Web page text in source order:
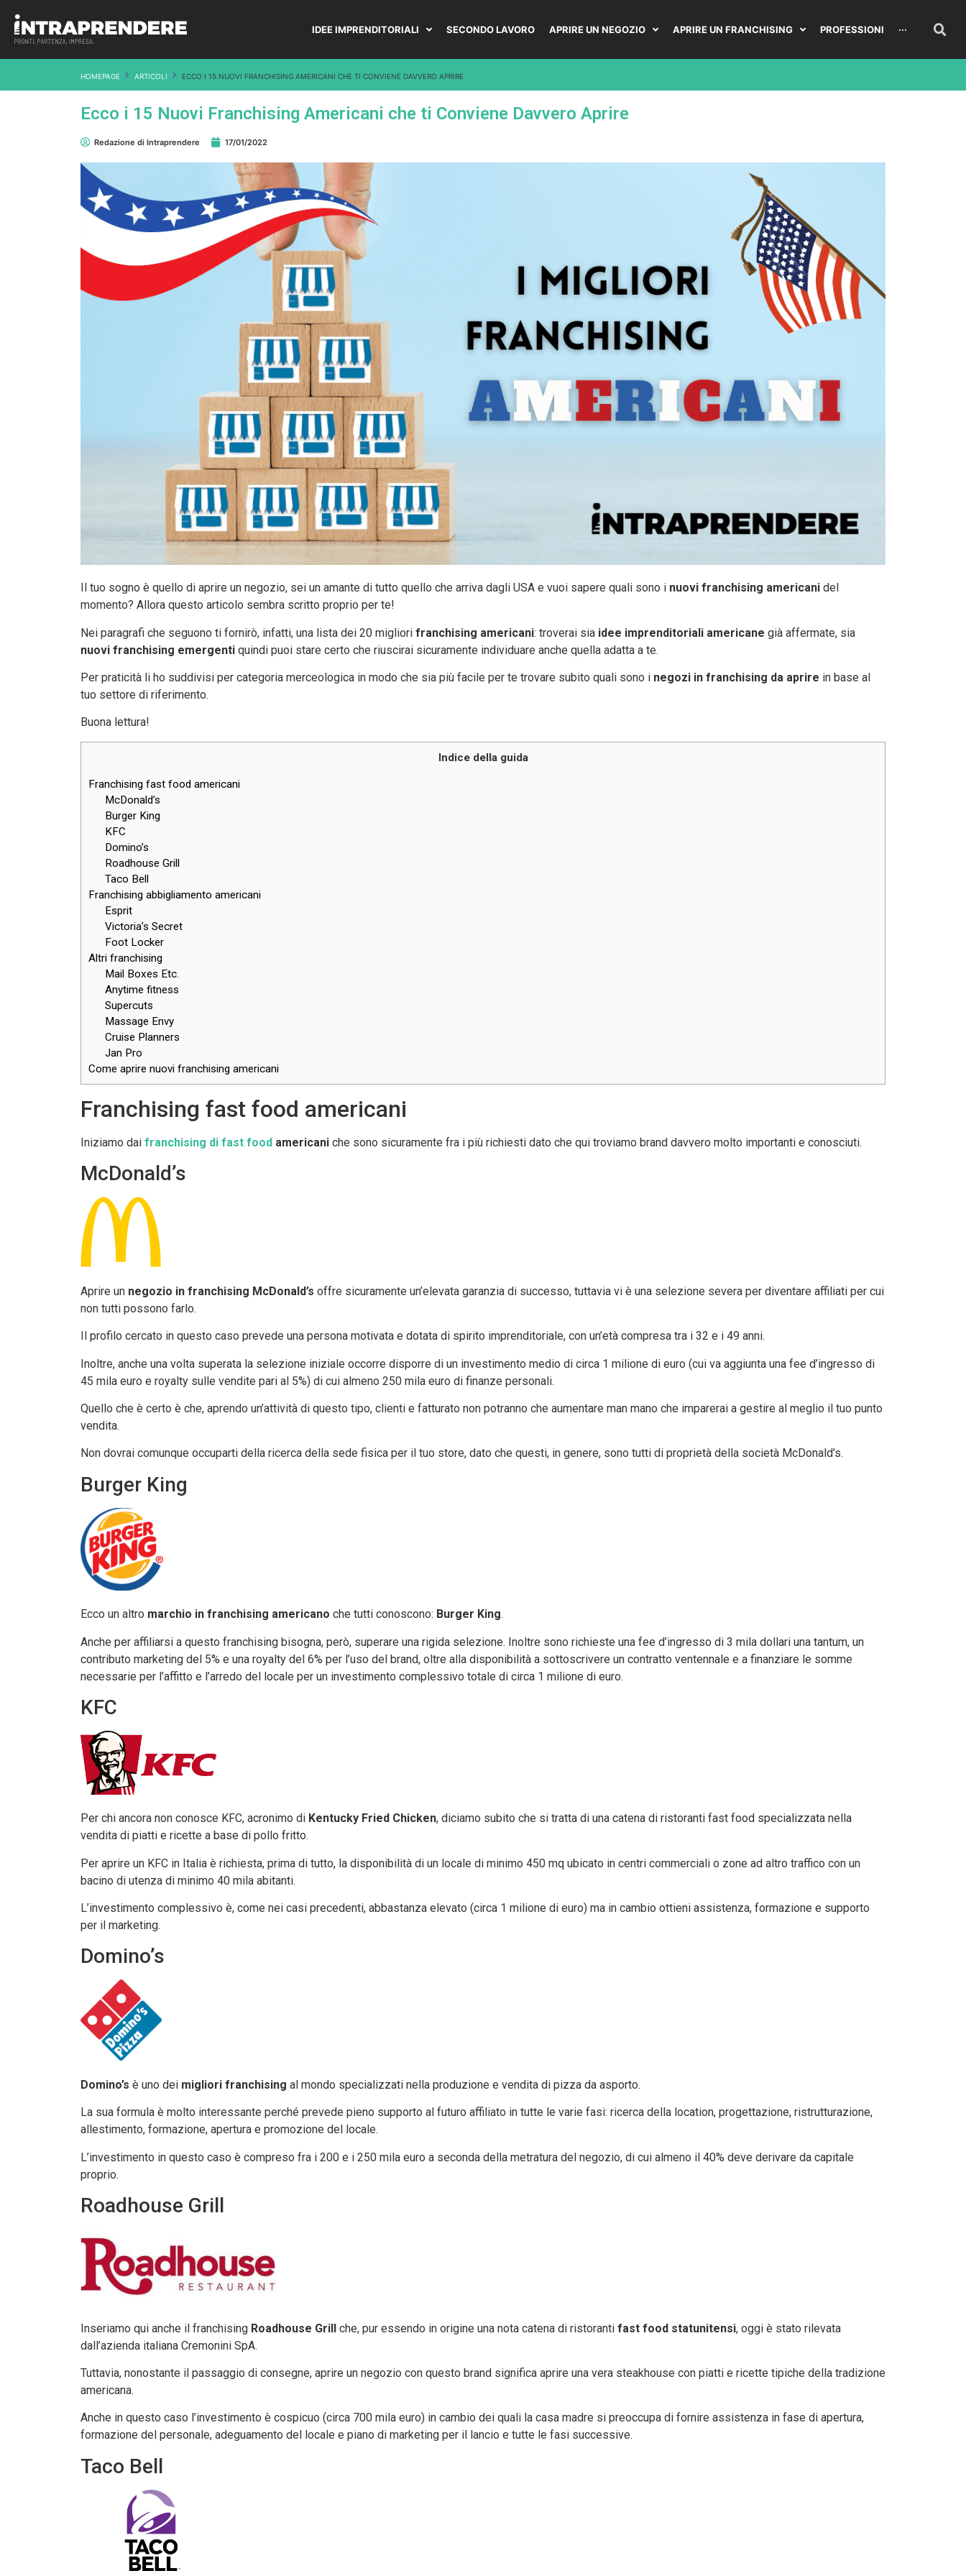
IDEE IMPRENDITORIALI SECONDO LAVORO APRIRE UN NEGOZIO APRIRE UN FRANCHISING PROFESSIONI ···
HOMEPAGE ARTICOLI ECCO I 15 NUOVI FRANCHISING AMERICANI CHE TI CONVIENE DAVVERO APRIRE
Ecco i 15 Nuovi Franchising Americani che ti Conviene Davvero Aprire
Redazione di Intraprendere 17/01/2022
Il tuo sogno è quello di aprire un negozio, sei un amante di tutto quello che arriva dagli USA e vuoi sapere quali sono i nuovi franchising americani del
momento? Allora questo articolo sembra scritto proprio per te!
Nei paragrafi che seguono ti fornirò, infatti, una lista dei 20 migliori franchising americani: troverai sia idee imprenditoriali americane già affermate, sia
nuovi franchising emergenti quindi puoi stare certo che riuscirai sicuramente individuare anche quella adatta a te.
Per praticità li ho suddivisi per categoria merceologica in modo che sia più facile per te trovare subito quali sono i negozi in franchising da aprire in base al
tuo settore di riferimento.
Buona lettura!
Indice della guida
Franchising fast food americani
McDonald’s
Burger King
KFC
Domino’s
Roadhouse Grill
Taco Bell
Franchising abbigliamento americani
Esprit
Victoria’s Secret
Foot Locker
Altri franchising
Mail Boxes Etc.
Anytime fitness
Supercuts
Massage Envy
Cruise Planners
Jan Pro
Come aprire nuovi franchising americani
Franchising fast food americani
Iniziamo dai franchising di fast food americani che sono sicuramente fra i più richiesti dato che qui troviamo brand davvero molto importanti e conosciuti.
McDonald’s
Aprire un negozio in franchising McDonald’s offre sicuramente un’elevata garanzia di successo, tuttavia vi è una selezione severa per diventare affiliati per cui
non tutti possono farlo.
Il profilo cercato in questo caso prevede una persona motivata e dotata di spirito imprenditoriale, con un’età compresa tra i 32 e i 49 anni.
Inoltre, anche una volta superata la selezione iniziale occorre disporre di un investimento medio di circa 1 milione di euro (cui va aggiunta una fee d’ingresso di
45 mila euro e royalty sulle vendite pari al 5%) di cui almeno 250 mila euro di finanze personali.
Quello che è certo è che, aprendo un’attività di questo tipo, clienti e fatturato non potranno che aumentare man mano che imparerai a gestire al meglio il tuo punto
vendita.
Non dovrai comunque occuparti della ricerca della sede fisica per il tuo store, dato che questi, in genere, sono tutti di proprietà della società McDonald’s.
Burger King
Ecco un altro marchio in franchising americano che tutti conoscono: Burger King.
Anche per affiliarsi a questo franchising bisogna, però, superare una rigida selezione. Inoltre sono richieste una fee d’ingresso di 3 mila dollari una tantum, un
contributo marketing del 5% e una royalty del 6% per l’uso del brand, oltre alla disponibilità a sottoscrivere un contratto ventennale e a finanziare le somme
necessarie per l’affitto e l’arredo del locale per un investimento complessivo totale di circa 1 milione di euro.
KFC
Per chi ancora non conosce KFC, acronimo di Kentucky Fried Chicken, diciamo subito che si tratta di una catena di ristoranti fast food specializzata nella
vendita di piatti e ricette a base di pollo fritto.
Per aprire un KFC in Italia è richiesta, prima di tutto, la disponibilità di un locale di minimo 450 mq ubicato in centri commerciali o zone ad altro traffico con un
bacino di utenza di minimo 40 mila abitanti.
L’investimento complessivo è, come nei casi precedenti, abbastanza elevato (circa 1 milione di euro) ma in cambio ottieni assistenza, formazione e supporto
per il marketing.
Domino’s
Domino’s è uno dei migliori franchising al mondo specializzati nella produzione e vendita di pizza da asporto.
La sua formula è molto interessante perché prevede pieno supporto al futuro affiliato in tutte le varie fasi: ricerca della location, progettazione, ristrutturazione,
allestimento, formazione, apertura e promozione del locale.
L’investimento in questo caso è compreso fra i 200 e i 250 mila euro a seconda della metratura del negozio, di cui almeno il 40% deve derivare da capitale
proprio.
Roadhouse Grill
Inseriamo qui anche il franchising Roadhouse Grill che, pur essendo in origine una nota catena di ristoranti fast food statunitensi, oggi è stato rilevata
dall’azienda italiana Cremonini SpA.
Tuttavia, nonostante il passaggio di consegne, aprire un negozio con questo brand significa aprire una vera steakhouse con piatti e ricette tipiche della tradizione
americana.
Anche in questo caso l’investimento è cospicuo (circa 700 mila euro) in cambio dei quali la casa madre si preoccupa di fornire assistenza in fase di apertura,
formazione del personale, adeguamento del locale e piano di marketing per il lancio e tutte le fasi successive.
Taco Bell